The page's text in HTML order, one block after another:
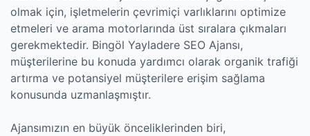
olmak için, işletmelerin çevrimiçi varlıklarını optimize
etmeleri ve arama motorlarında üst sıralara çıkmaları
gerekmektedir. Bingöl Yayladere SEO Ajansı,
müşterilerine bu konuda yardımcı olarak organik trafiği
artırma ve potansiyel müşterilere erişim sağlama
konusunda uzmanlaşmıştır.
Ajansımızın en büyük önceliklerinden biri,